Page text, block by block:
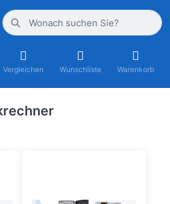
Vergleichen Wunschliste Warenkorb